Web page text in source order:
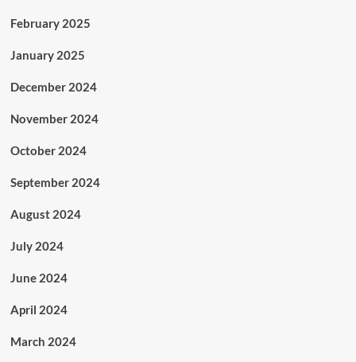
February 2025
January 2025
December 2024
November 2024
October 2024
September 2024
August 2024
July 2024
June 2024
April 2024
March 2024